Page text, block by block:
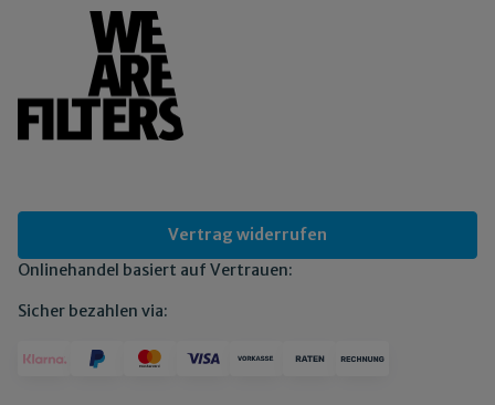
Vertrag widerrufen
Onlinehandel basiert auf Vertrauen:
Sicher bezahlen via: